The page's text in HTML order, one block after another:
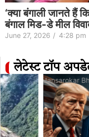
‘क्या बंगाली जानते हैं
बंगाल मिड-डे मील
June 27, 2026 / 4:28 pm
लेटेस्ट टॉप
Jansarokar Bharat